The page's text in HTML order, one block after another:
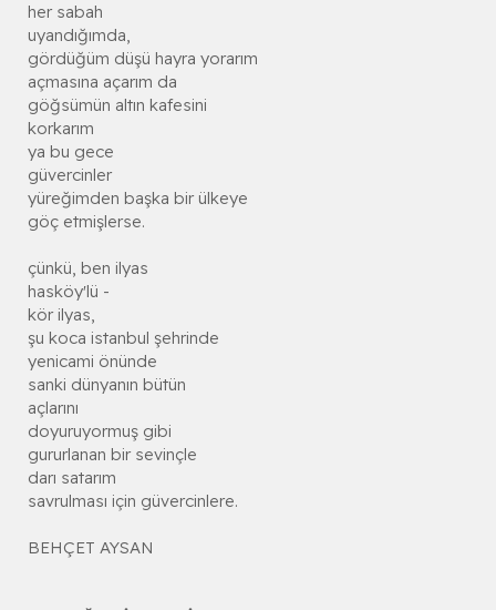
her sabah
uyandığımda,
gördüğüm düşü hayra yorarım
açmasına açarım da
göğsümün altın kafesini
korkarım
ya bu gece
güvercinler
yüreğimden başka bir ülkeye
göç etmişlerse.
çünkü, ben ilyas
hasköy'lü -
kör ilyas,
şu koca istanbul şehrinde
yenicami önünde
sanki dünyanın bütün
açlarını
doyuruyormuş gibi
gururlanan bir sevinçle
darı satarım
savrulması için güvercinlere.
BEHÇET AYSAN